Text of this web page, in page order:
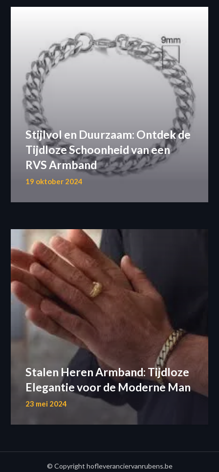
Stijlvol en Duurzaam: Ontdek de
Tijdloze Schoonheid van een
RVS Armband
19 oktober 2024
Stalen Heren Armband: Tijdloze
Elegantie voor de Moderne Man
23 mei 2024
© Copyright hofleveranciervanrubens.be